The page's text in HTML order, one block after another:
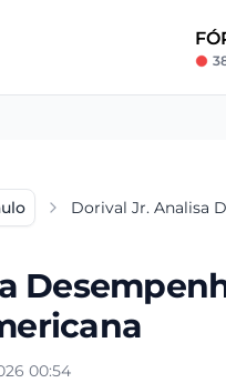
Dorival Jr. Analisa
00:54